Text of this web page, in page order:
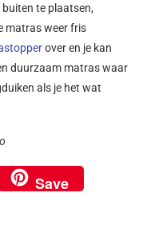
te plaatsen,
matras weer fris
over en je kan
duurzaam matras waar
als je het wat
Save